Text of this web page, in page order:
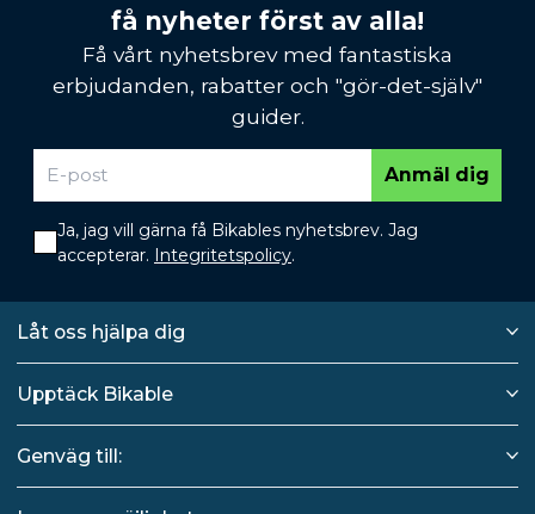
få nyheter först av alla!
Få vårt nyhetsbrev med fantastiska
erbjudanden, rabatter och "gör-det-själv"
guider.
Anmäl dig
Ja, jag vill gärna få Bikables nyhetsbrev. Jag
accepterar. Integritetspolicy.
Låt oss hjälpa dig
Upptäck Bikable
Genväg till: